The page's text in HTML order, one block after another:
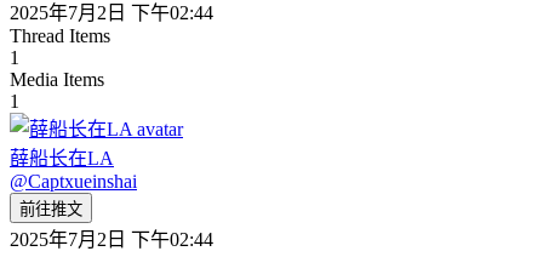
2025年7月2日 下午02:44
Thread Items
1
Media Items
1
薛船长在LA
@Captxueinshai
前往推文
2025年7月2日 下午02:44